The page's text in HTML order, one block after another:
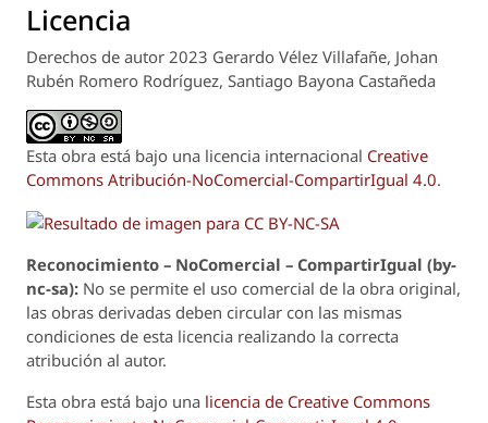
Licencia
Derechos de autor 2023 Gerardo Vélez Villafañe, Johan
Rubén Romero Rodríguez, Santiago Bayona Castañeda
Esta obra está bajo una licencia internacional Creative
Commons Atribución-NoComercial-CompartirIgual 4.0.
Reconocimiento – NoComercial – CompartirIgual (by-
nc-sa): No se permite el uso comercial de la obra original,
las obras derivadas deben circular con las mismas
condiciones de esta licencia realizando la correcta
atribución al autor.
Esta obra está bajo una licencia de Creative Commons